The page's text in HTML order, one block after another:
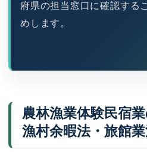
府県の担当窓口に確認する
めします。
農林漁業体験民宿
漁村余暇法・旅館